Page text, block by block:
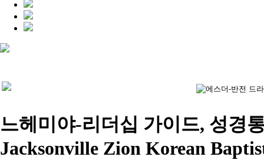
느헤미야-리더십 가이드, 성경
Jacksonville Zion Korean